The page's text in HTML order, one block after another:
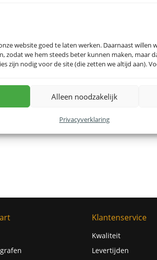
website goed te laten werken. Daarnaast willen
zodat we hem steeds beter kunnen maken, maar
zijn nodig voor de site (die zetten we altijd aan).
Alleen noodzakelijk
Privacyverklaring
Klantenservice
Kwaliteit
Levertijden